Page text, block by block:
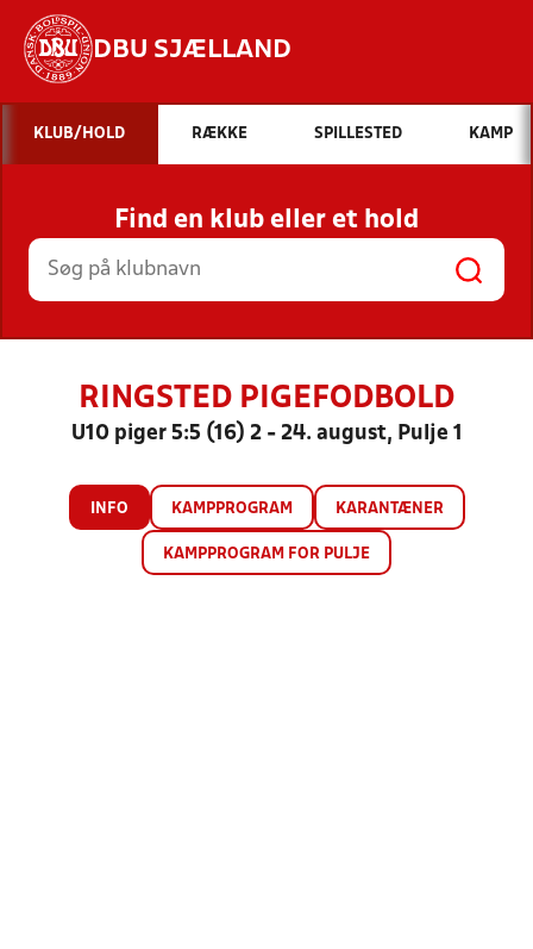
DBU SJÆLLAND
Hvad vil du søge efter?
INDHOLD OG NYHEDER
STILLINGER, RESULTATER, KLUBBER OG
HOLD
KLUB/HOLD RÆKKE SPILLESTED KAMP
Find en klub eller et hold
RINGSTED PIGEFODBOLD
U10 piger 5:5 (16) 2 - 24. august, Pulje 1
INFO KAMPPROGRAM KARANTÆNER
KAMPPROGRAM FOR PULJE